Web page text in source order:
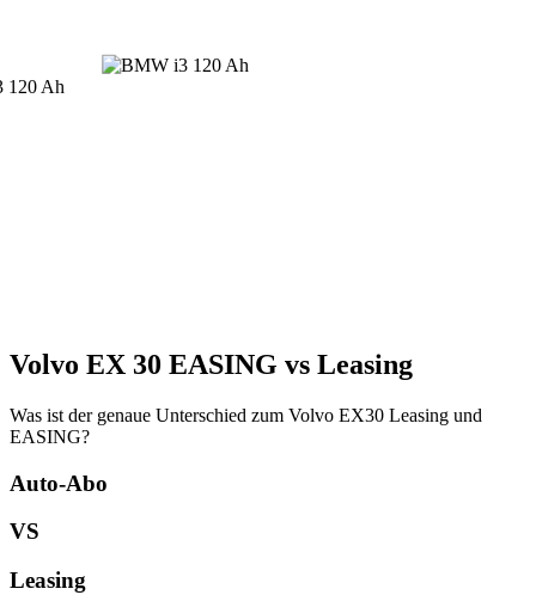
Volvo EX 30 EASING vs Leasing
Was ist der genaue Unterschied zum Volvo EX30 Leasing und
EASING?
Auto-Abo
VS
Leasing